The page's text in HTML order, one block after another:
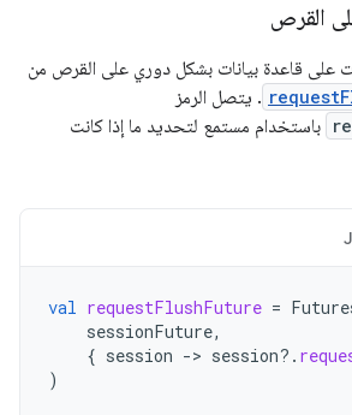
القرص
على قاعدة بيانات بشكل دوري على القرص من
. يتصل الرمز
باستخدام مستمع لتحديد ما إذا كانت
val requestFlushFuture =
sessionFuture,
{ session -> session?.
)